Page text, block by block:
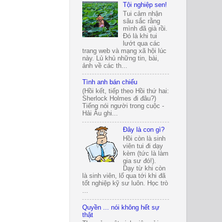
Tội nghiệp sen!
Tui cảm nhận
sâu sắc rằng
mình đã già rồi.
Đó là khi tui
lướt qua các
trang web và mạng xã hội lúc
này. Lủ khủ những tin, bài,
ảnh về các th...
Tình anh bán chiếu
(Hồi kết, tiếp theo Hồi thứ hai:
Sherlock Holmes đi đâu?)
Tiếng nói người trong cuộc -
Hải Âu ghi...
Đây là con gì?
Hồi còn là sinh
viên tui đi dạy
kèm (tức là làm
gia sư đó!).
Dạy từ khi còn
là sinh viên, lố qua tới khi đã
tốt nghiệp kỹ sư luôn. Học trò
...
Quyền ... nói không hết sự
thật